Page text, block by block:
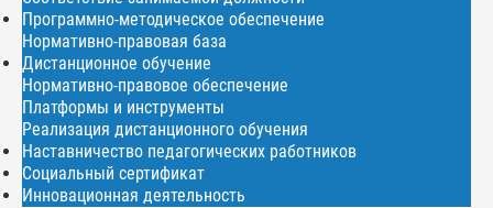
Программно-методическое обеспечение
Нормативно-правовая база
Дистанционное обучение
Нормативно-правовое обеспечение
Платформы и инструменты
Реализация дистанционного обучения
Наставничество педагогических работников
Социальный сертификат
Инновационная деятельность